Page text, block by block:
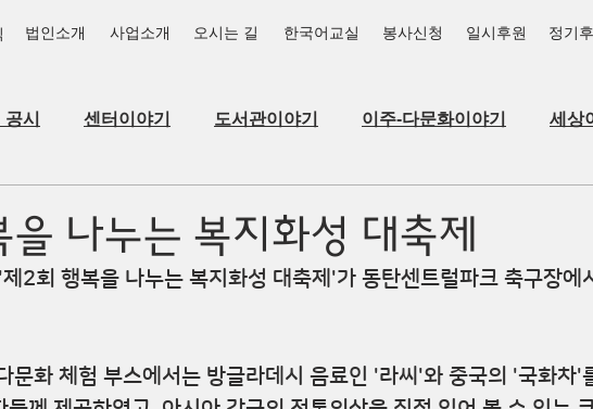
법인소개 사업소개 오시는 길 한국어교실 봉사신청 일시후원 정기
시 센터이야기 도서관이야기 이주-다문화이야기 세상
나누는 복지화성 대축제
2회 행복을 나누는 복지화성 대축제'가 동탄센트럴파크 축구장에
문화 체험 부스에서는 방글라데시 음료인 '라씨'와 중국의 '국화차'